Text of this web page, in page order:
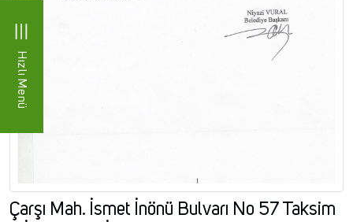
Hızlı Menü
Çarşı Mah. İsmet İnönü Bulvarı No 57 Taksim